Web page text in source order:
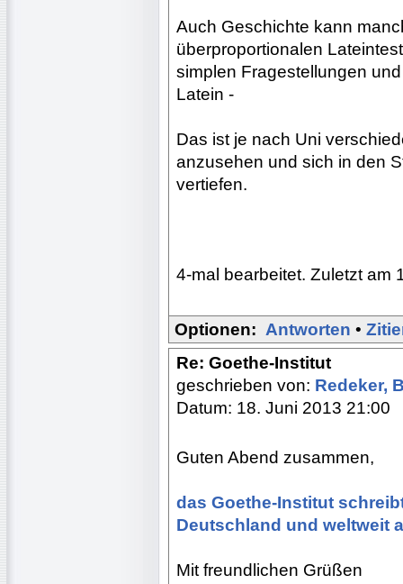
Auch Geschichte kann
überproportionalen
simplen Fragestellungen
Latein -
Das ist je nach Uni
anzusehen und sich in den
vertiefen.
4-mal bearbeitet. Zuletzt am
Optionen: Antworten •
Re: Goethe-Institut
geschrieben von: Redeker,
Datum: 18. Juni 2013 21:00
Guten Abend zusammen,
das Goethe-Institut
Deutschland und weltweit
Mit freundlichen Grüßen